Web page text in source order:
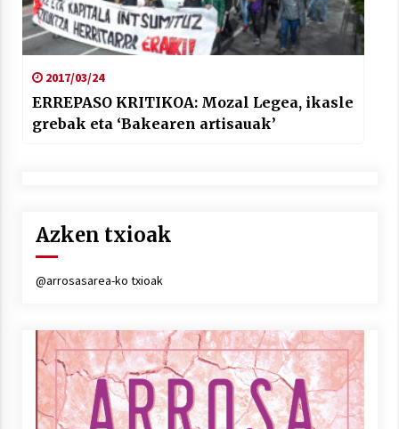
2017/03/24
ERREPASO KRITIKOA: Mozal Legea, ikasle
grebak eta ‘Bakearen artisauak’
Azken txioak
@arrosasarea-ko txioak